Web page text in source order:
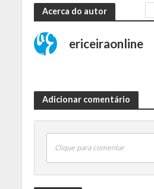
Acerca do autor
ericeiraonline
Adicionar comentário
Clique para comentar